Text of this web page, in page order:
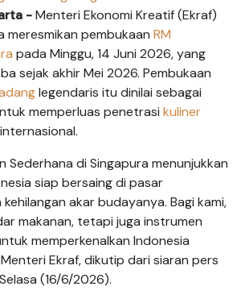
-Menteri Ekonomi Kreatif (Ekraf)
meresmikan pembukaan RM
pada Minggu, 14 Juni 2026, yang
sejak akhir Mei 2026. Pembukaan
legendaris itu dinilai sebagai
memperluas penetrasi kuliner
Sederhana di Singapura menunjukkan
siap bersaing di pasar
akar budayanya. Bagi kami,
makanan, tetapi juga instrumen
memperkenalkan Indonesia
Ekraf, dikutip dari siaran pers
(16/6/2026).